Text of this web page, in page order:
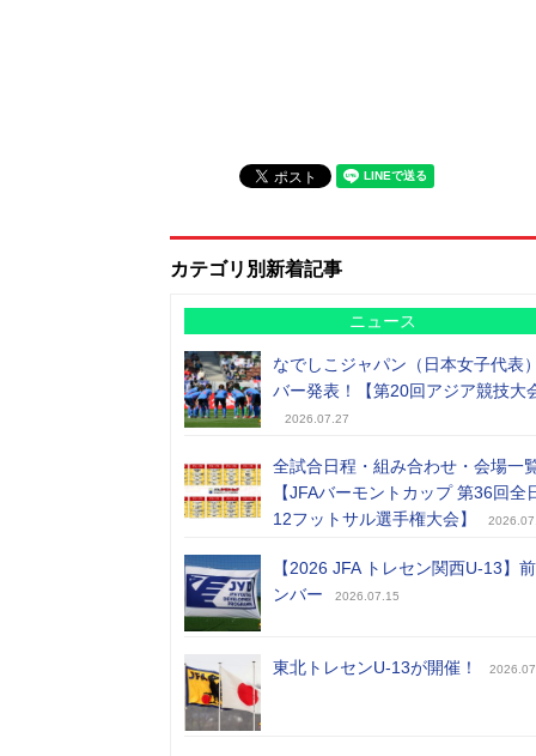
カテゴリ別新着記事
ニュース
なでしこジャパン（日本女子代表
バー発表！【第20回アジア競技大
2026.07.27
全試合日程・組み合わせ・会場一
【JFAバーモントカップ 第36回全
12フットサル選手権大会】
【2026 JFA トレセン関西U-13】
ンバー
2026.07.15
東北トレセンU-13が開催！